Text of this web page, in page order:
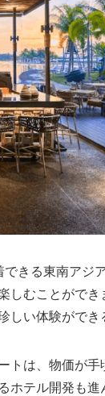
きる東南アジ
しむことがで
しい体験ができ
トは、物価が
ホテル開発も進